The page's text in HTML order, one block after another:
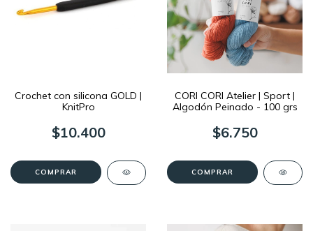
Crochet con silicona GOLD |
KnitPro
$10.400
COMPRAR
CORI CORI Atelier | Sport |
Algodón Peinado - 100 grs
$6.750
COMPRAR